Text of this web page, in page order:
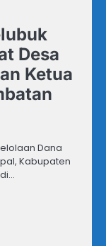
Desa
Ketua
Dana
Kabupaten